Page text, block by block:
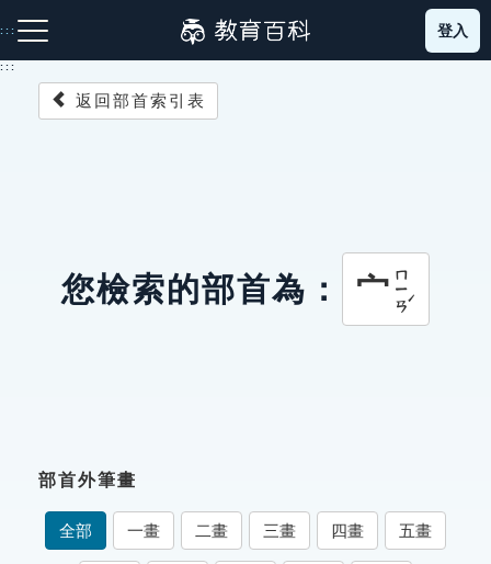
到
主
:::
索引選單
知識索引
登入
:::
返回部首索引表
您檢索的部首為： 宀ㄇㄧㄢˊ
部首外筆畫
全部 一畫 二畫 三畫 四畫 五畫